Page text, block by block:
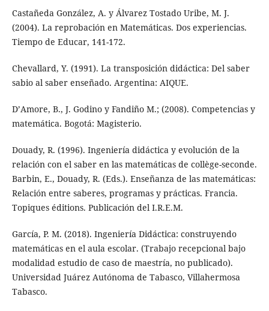
Castañeda González, A. y Álvarez Tostado Uribe, M. J.
(2004). La reprobación en Matemáticas. Dos experiencias.
Tiempo de Educar, 141-172.
Chevallard, Y. (1991). La transposición didáctica: Del saber
sabio al saber enseñado. Argentina: AIQUE.
D’Amore, B., J. Godino y Fandiño M.; (2008). Competencias y
matemática. Bogotá: Magisterio.
Douady, R. (1996). Ingeniería didáctica y evolución de la
relación con el saber en las matemáticas de collège-seconde.
Barbin, E., Douady, R. (Eds.). Enseñanza de las matemáticas:
Relación entre saberes, programas y prácticas. Francia.
Topiques éditions. Publicación del I.R.E.M.
García, P. M. (2018). Ingeniería Didáctica: construyendo
matemáticas en el aula escolar. (Trabajo recepcional bajo
modalidad estudio de caso de maestría, no publicado).
Universidad Juárez Autónoma de Tabasco, Villahermosa
Tabasco.